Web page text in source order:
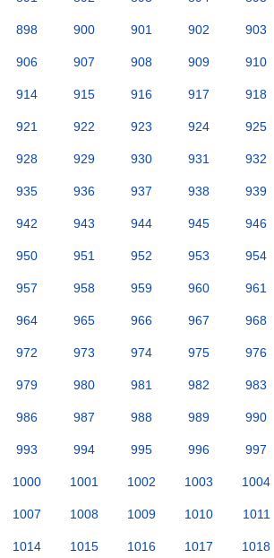
898 900 901 902 903
906 907 908 909 910
914 915 916 917 918
921 922 923 924 925
928 929 930 931 932
935 936 937 938 939
942 943 944 945 946
950 951 952 953 954
957 958 959 960 961
964 965 966 967 968
972 973 974 975 976
979 980 981 982 983
986 987 988 989 990
993 994 995 996 997
1000 1001 1002 1003 1004
1007 1008 1009 1010 1011
1014 1015 1016 1017 1018